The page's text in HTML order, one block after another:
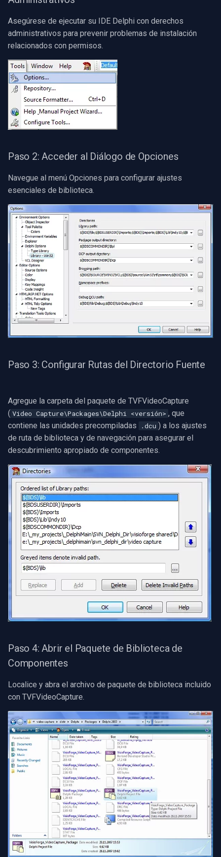
Asegúrese de ejecutar su IDE Delphi con derechos
administrativos para prevenir problemas de instalación
relacionados con permisos.
Paso 2: Acceder al Diálogo de Opciones
Navegue al menú Opciones para configurar ajustes
esenciales de biblioteca.
Paso 3: Configurar Rutas del Directorio Fuente
Agregue la carpeta del paquete de TVFVideoCapture
( Video Capture\Packages\Delphi <versión> , que
contiene las unidades precompiladas
.dcu ) a los ajustes
de ruta de biblioteca y de navegación para asegurar el
descubrimiento apropiado de componentes.
Paso 4: Abrir el Paquete de Biblioteca de
Componentes
Localice y abra el archivo de paquete de biblioteca incluido
con TVFVideoCapture.